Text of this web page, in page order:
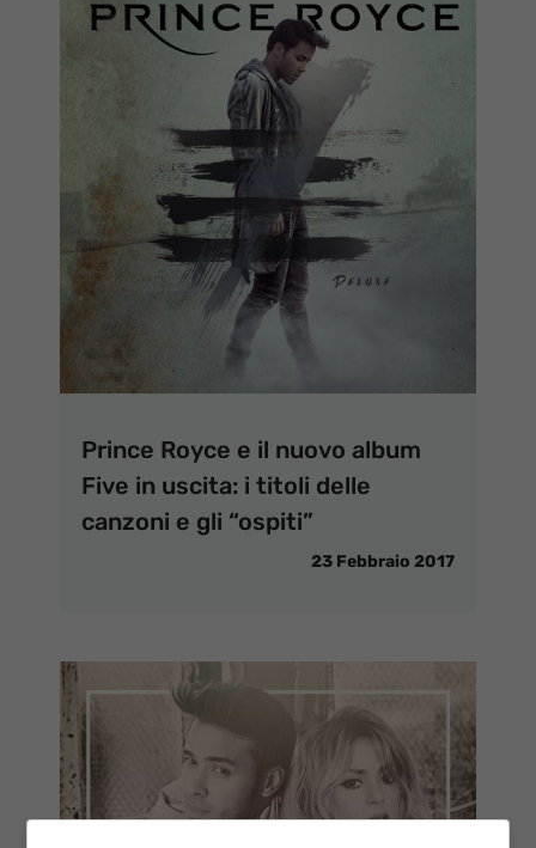
Prince Royce e il nuovo album
Five in uscita: i titoli delle
canzoni e gli “ospiti”
23 Febbraio 2017